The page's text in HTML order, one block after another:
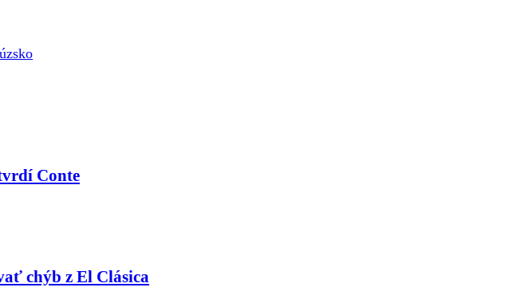
Conte
chýb z El Clásica